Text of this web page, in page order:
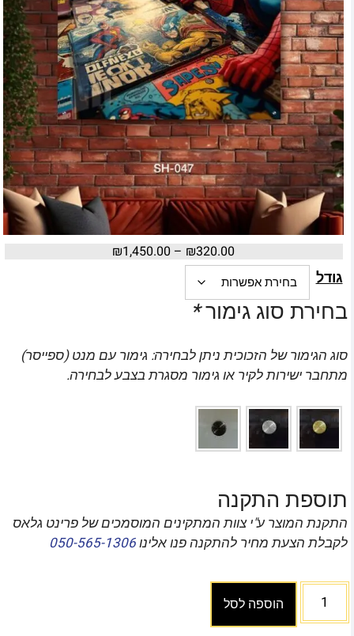
₪320.00
–
₪1,450.00
גודל
בחירת סוג גימור*
סוג הגימור של הזכוכית ניתן לבחירה: גימור עם מנט (ספייסר)
מתחבר ישירות לקיר או גימור מסגרת בצבע לבחירה.
תוספת התקנה
התקנת המוצר ע"י צוות המתקינים המוסמכים של פרינט גלאס
לקבלת הצעת מחיר להתקנה פנו אלינו050-565-1306
הוספה לסל